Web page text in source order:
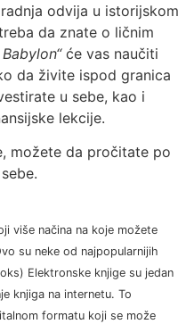
odvija u istorijskom
da znate o ličnim
će vas naučiti
da živite ispod granica
u sebe, kao i
lekcije.
možete da pročitate po
više načina na koje možete
su neke od najpopularnijih
Elektronske knjige su jedan
knjiga na internetu. To
formatu koji se može